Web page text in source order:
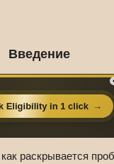
Введение
как раскрывается